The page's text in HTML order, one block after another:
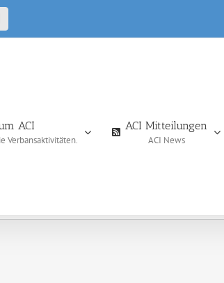
ACI
Verbansaktivitäten.
ACI Mitteilungen
ACI News